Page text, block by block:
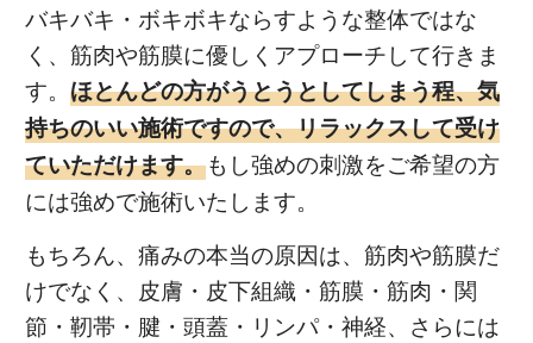
バキバキ・ボキボキならすような整体ではな
く、筋肉や筋膜に優しくアプローチして行きま
す。ほとんどの方がうとうとしてしまう程、気
持ちのいい施術ですので、リラックスして受け
ていただけます。もし強めの刺激をご希望の方
には強めで施術いたします。
もちろん、痛みの本当の原因は、筋肉や筋膜だ
けでなく、皮膚・皮下組織・筋膜・筋肉・関
節・靭帯・腱・頭蓋・リンパ・神経、さらには